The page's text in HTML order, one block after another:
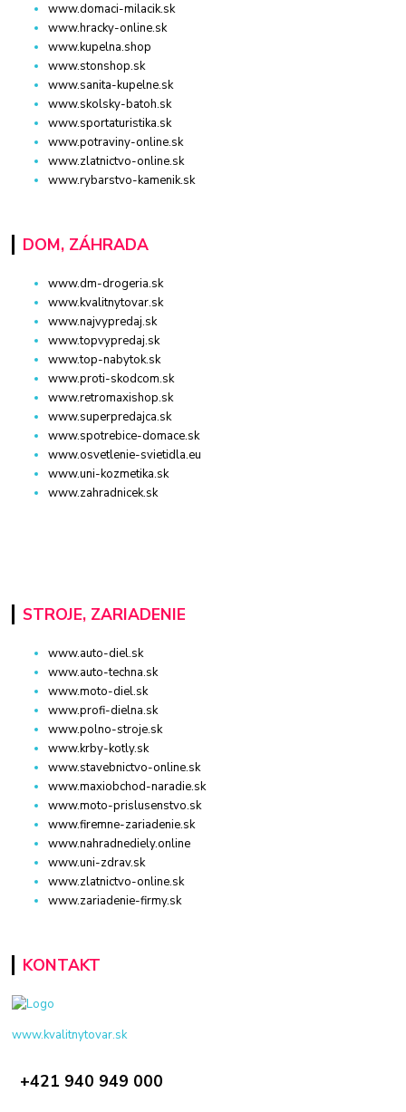
www.domaci-milacik.sk
www.hracky-online.sk
www.kupelna.shop
www.stonshop.sk
www.sanita-kupelne.sk
www.skolsky-batoh.sk
www.sportaturistika.sk
www.potraviny-online.sk
www.zlatnictvo-online.sk
www.rybarstvo-kamenik.sk
DOM, ZÁHRADA
www.dm-drogeria.sk
www.kvalitnytovar.sk
www.najvypredaj.sk
www.topvypredaj.sk
www.top-nabytok.sk
www.proti-skodcom.sk
www.retromaxishop.sk
www.superpredajca.sk
www.spotrebice-domace.sk
www.osvetlenie-svietidla.eu
www.uni-kozmetika.sk
www.zahradnicek.sk
STROJE, ZARIADENIE
www.auto-diel.sk
www.auto-techna.sk
www.moto-diel.sk
www.profi-dielna.sk
www.polno-stroje.sk
www.krby-kotly.sk
www.stavebnictvo-online.sk
www.maxiobchod-naradie.sk
www.moto-prislusenstvo.sk
www.firemne-zariadenie.sk
www.nahradnediely.online
www.uni-zdrav.sk
www.zlatnictvo-online.sk
www.zariadenie-firmy.sk
KONTAKT
www.kvalitnytovar.sk
+421 940 949 000